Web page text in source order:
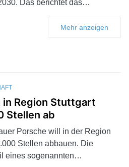
Das berichtet das…
Mehr anzeigen
in Region Stuttgart
Stellen ab
Porsche will in der Region
Stellen abbauen. Die
eines sogenannten…